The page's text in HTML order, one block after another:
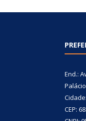
End.:
CEP: